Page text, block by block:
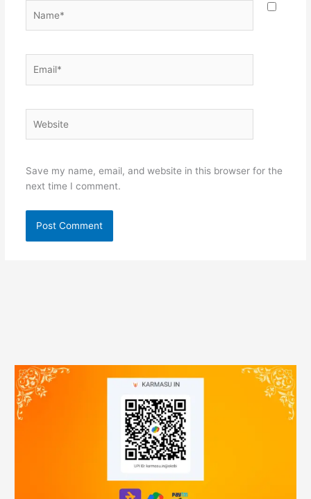
Save my name, email, and website in this browser for the
next time I comment.